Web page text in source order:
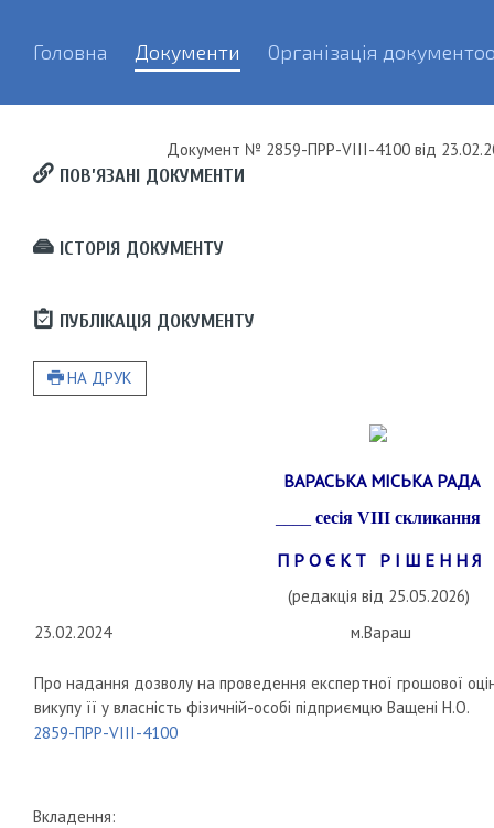
Головна Документи Організація
Документ № 2859-ПРР-VIII-4100від
ПОВ’ЯЗАНІ ДОКУМЕНТИ
ІСТОРІЯ ДОКУМЕНТУ
ПУБЛІКАЦІЯ ДОКУМЕНТУ
НА ДРУК
ВАРАСЬКА МІСЬКА РАДА
сесія VIII скликання
П Р О Є К Т Р І Ш Е Н Н Я
(редакція від 25.05.2026)
23.02.2024
м.Вараш
Про надання дозволу на проведення експертної грошової
викупу її у власність фізичній-особі підприємцю Ващені Н.О.
2859-ПРР-VIII-4100
Вкладення: